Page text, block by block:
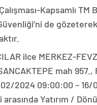
Kapsamlı TM
de
ilce MERKEZ-
mah 957.,
2024 09:00:00 –
Yatırım /